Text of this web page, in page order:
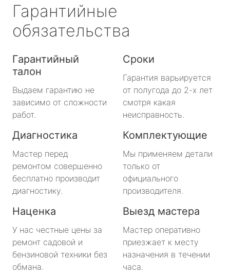
Гарантийные
обязательства
Гарантийный
талон
Выдаем гарантию не
зависимо от сложности
работ.
Сроки
Гарантия варьируется
от полугода до 2-х лет
смотря какая
неисправность.
Диагностика
Мастер перед
ремонтом совершенно
бесплатно производит
диагностику.
Комплектующие
Мы применяем детали
только от
официального
производителя.
Наценка
У нас честные цены за
ремонт садовой и
бензиновой техники без
обмана.
Выезд мастера
Мастер оперативно
приезжает к месту
назначения в течении
часа.